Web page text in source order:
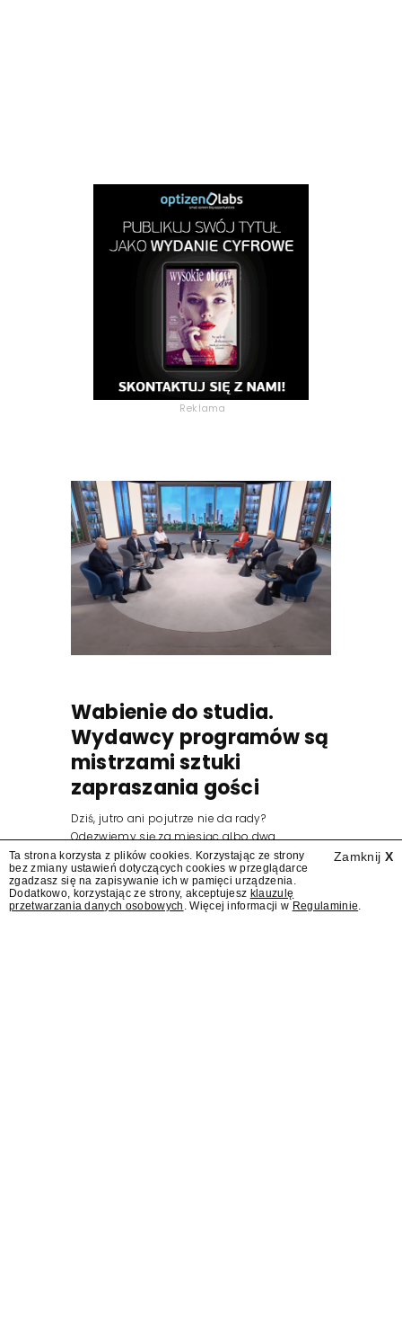
Reklama
Wabienie do studia.
Wydawcy programów są
mistrzami sztuki
zapraszania gości
Dziś, jutro ani pojutrze nie da rady?
Odezwiemy się za miesiąc albo dwa.
Wydawcy programów są mistrzami sztuki
zapraszania gości.
Zamknij X
Ta strona korzysta z plików cookies. Korzystając ze strony
bez zmiany ustawień dotyczących cookies w przeglądarce
zgadzasz się na zapisywanie ich w pamięci urządzenia.
Dodatkowo, korzystając ze strony, akceptujesz klauzulę
przetwarzania danych osobowych . Więcej informacji w Regulaminie.